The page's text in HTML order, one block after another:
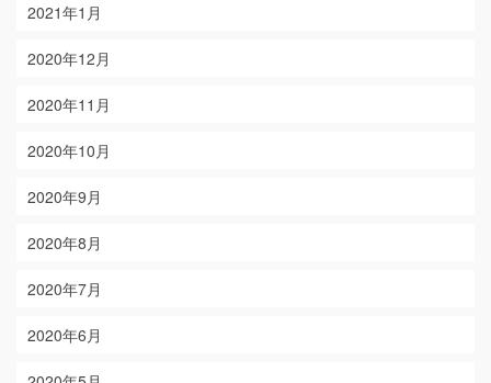
2021年1月
2020年12月
2020年11月
2020年10月
2020年9月
2020年8月
2020年7月
2020年6月